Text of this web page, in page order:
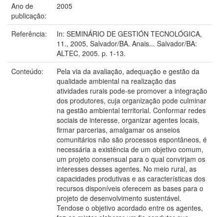
Ano de
publicação:
2005
Referência:
In: SEMINÁRIO DE GESTIÓN TECNOLÓGICA,
11., 2005, Salvador/BA. Anais... Salvador/BA:
ALTEC, 2005. p. 1-13.
Conteúdo:
Pela via da avaliação, adequação e gestão da
qualidade ambiental na realização das
atividades rurais pode-se promover a integração
dos produtores, cuja organização pode culminar
na gestão ambiental territorial. Conformar redes
sociais de interesse, organizar agentes locais,
firmar parcerias, amalgamar os anseios
comunitários não são processos espontâneos, é
necessária a existência de um objetivo comum,
um projeto consensual para o qual convirjam os
interesses desses agentes. No meio rural, as
capacidades produtivas e as características dos
recursos disponíveis oferecem as bases para o
projeto de desenvolvimento sustentável.
Tendose o objetivo acordado entre os agentes,